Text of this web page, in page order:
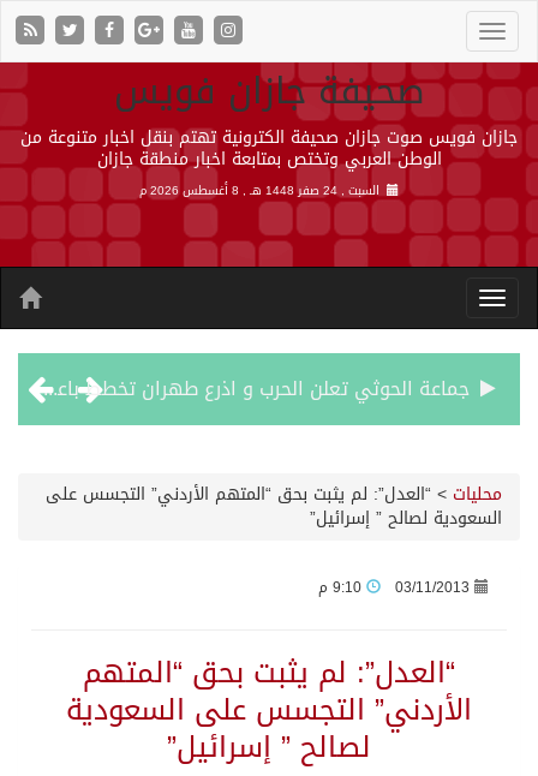
صحيفة جازان فويس
جازان فويس صوت جازان صحيفة الكترونية تهتم بنقل اخبار متنوعة من
الوطن العربي وتختص بمتابعة اخبار منطقة جازان
السبت , 24 صفر 1448 هـ , 8 أغسطس 2026 م
جماعة الحوثي تعلن الحرب و اذرع طهران تخطط باعمال ارهابية واسعة تطال دول الشرق الاوسط
محليات > “العدل”: لم يثبت بحق “المتهم الأردني” التجسس على
السعودية لصالح ” إسرائيل”
03/11/2013
“العدل”: لم يثبت بحق “المتهم
الأردني” التجسس على السعودية
لصالح ” إسرائيل”